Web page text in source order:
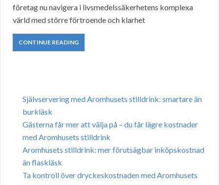
företag nu navigera i livsmedelssäkerhetens komplexa
värld med större förtroende och klarhet
CONTINUE READING
Självservering med Aromhusets stilldrink: smartare än
burkläsk
Gästerna får mer att välja på – du får lägre kostnader
med Aromhusets stilldrink
Aromhusets stilldrink: mer förutsägbar inköpskostnad
än flaskläsk
Ta kontroll över dryckeskostnaden med Aromhusets